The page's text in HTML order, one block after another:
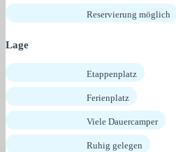
Reservierung möglich
Lage
Etappenplatz
Ferienplatz
Viele Dauercamper
Ruhig gelegen